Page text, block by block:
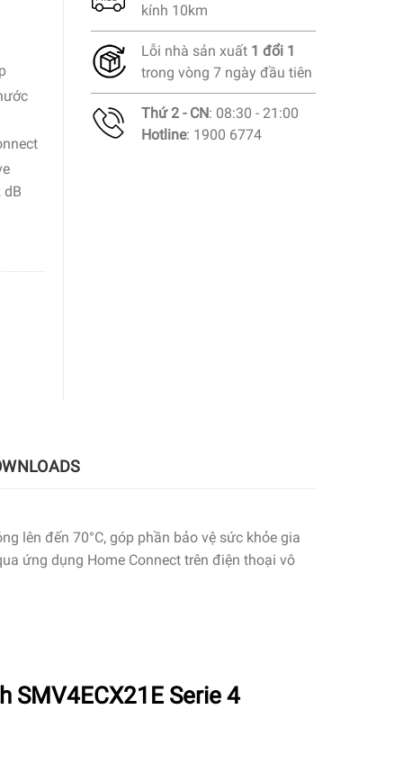
dB
kính 10km
Lỗi nhà sản xuất 1 đổi 1
trong vòng 7 ngày đầu tiên
Thứ 2 - CN: 08:30 - 21:00
Hotline: 1900 6774
lên đến 70°C, góp phần bảo vệ sức khỏe gia
ứng dụng Home Connect trên điện thoại vô
SMV4ECX21E Serie 4